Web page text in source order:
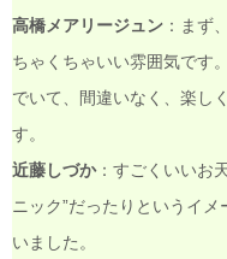
高橋メアリージュン ：まず
ちゃくちゃいい雰囲気です
でいて、間違いなく、楽し
す。
近藤しづか：すごくいいお
ニック”だったりというイ
いました。